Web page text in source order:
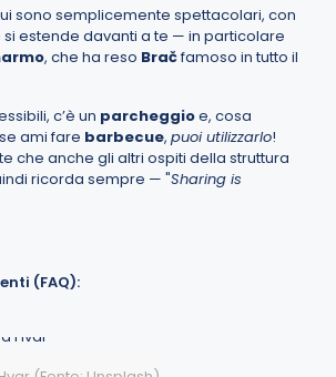
sono semplicemente spettacolari, con
si estende davanti a te — in particolare
, che ha reso Bračfamoso in tutto il
c’è un parcheggioe, cosa
ami fare barbecue, puoi utilizzarlo!
che anche gli altri ospiti della struttura
ricorda sempre — "Sharing is
(FAQ):